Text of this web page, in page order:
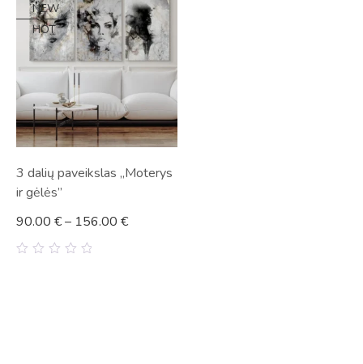
NEW
HOT
3 dalių paveikslas „Moterys
ir gėlės”
90.00 €– 156.00 €